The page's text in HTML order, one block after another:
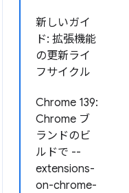
新しいガイ
ド: 拡張機能
の更新ライ
フサイクル
Chrome 139:
Chrome ブ
ランドのビ
ルドで --
extensions-
on-chrome-